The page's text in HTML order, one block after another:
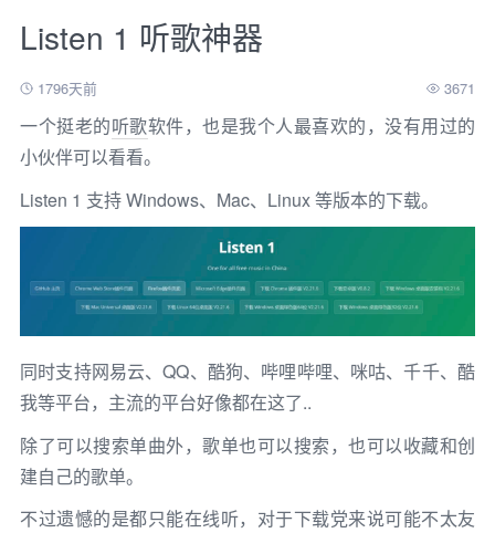
Listen 1 听歌神器
1796天前 3671
一个挺老的听歌软件，也是我个人最喜欢的，没有用过的
小伙伴可以看看。
Listen 1 支持 Windows、Mac、Linux 等版本的下载。
同时支持网易云、QQ、酷狗、哔哩哔哩、咪咕、千千、酷
我等平台，主流的平台好像都在这了..
除了可以搜索单曲外，歌单也可以搜索，也可以收藏和创
建自己的歌单。
不过遗憾的是都只能在线听，对于下载党来说可能不太友